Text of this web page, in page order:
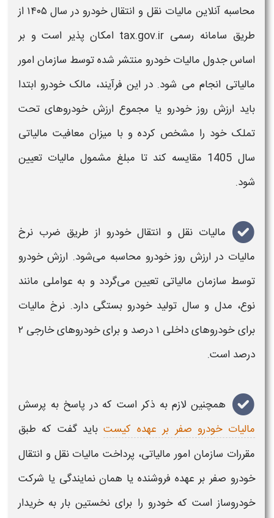
محاسبه آنلاین مالیات نقل و انتقال خودرو در سال ۱۴۰۵ از
طریق سامانه رسمی tax.gov.ir امکان پذیر است و بر
اساسجدول مالیات خودرو منتشر شده توسط سازمان امور
مالیاتی انجام می شود. در این فرآیند، مالکخودرو ابتدا
باید ارزش روز خودرو یا مجموع ارزشخودروهای تحت
تملک خود را مشخص کرده و با میزان معافیت مالیاتی
سال 1405
مقایسه کند تا مبلغ مشمول مالیات تعیین
شود.
مالیات نقل و انتقال خودرو از طریق ضرب نرخ
مالیات در ارزش روزخودرو محاسبه می‌شود. ارزشخودرو
توسط سازمان مالیاتی تعیین می‌گردد و به عواملی مانند
نوع، مدل و سال تولیدخودرو بستگی دارد. نرخ مالیات
برایخودروهایداخلی ۱ درصد و برای خودروهای
خارجی ۲
درصد است.
همچنین لازم به ذکر است که در پاسخ به پرسش
مالیات خودرو صفر بر عهده کیست باید گفت که طبق
مقررات سازمان امور مالیاتی، پرداخت مالیات نقل و انتقال
خودرو صفر بر عهده فروشنده یا همان نمایندگی یا شرکت
خودروساز است که خودرو را برای نخستین بار به خریدار